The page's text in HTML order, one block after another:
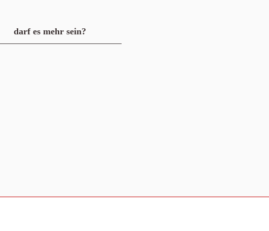
darf es mehr sein?